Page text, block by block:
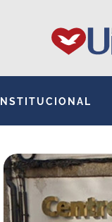
INSTITUCIONAL